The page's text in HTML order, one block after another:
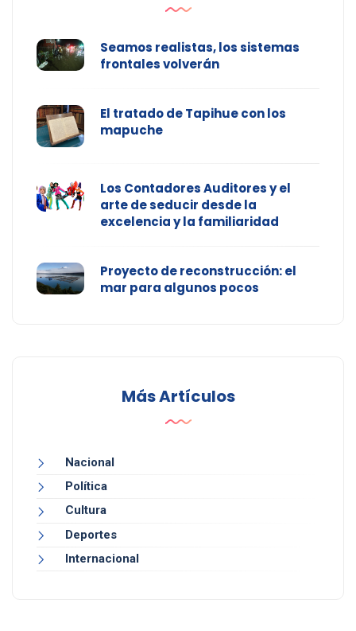
Seamos realistas, los sistemas
frontales volverán
El tratado de Tapihue con los
mapuche
Los Contadores Auditores y el
arte de seducir desde la
excelencia y la familiaridad
Proyecto de reconstrucción: el
mar para algunos pocos
Más Artículos
Nacional
Política
Cultura
Deportes
Internacional